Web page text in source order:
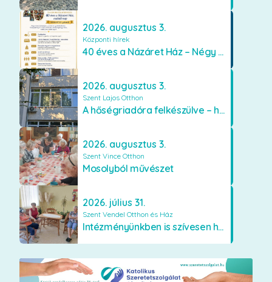
2026. augusztus 3.
Központi hírek
40 éves a Názáret Ház – Négy évtized szeretetben és gondoskodásban
2026. augusztus 3.
Szent Lajos Otthon
A hőségriadóra felkészülve – hűsítő fejlesztések a Szent Lajos Otthonban
2026. augusztus 3.
Szent Vince Otthon
Mosolyból művészet
2026. július 31.
Szent Vendel Otthon és Ház
Intézményünkben is szívesen használják a VR szemüveget